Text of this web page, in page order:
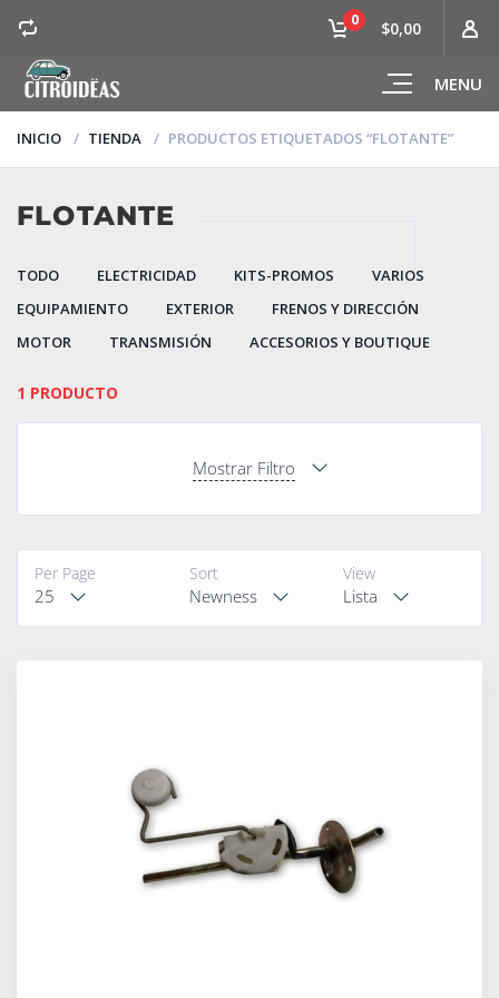
MENU
0 $0,00
INICIO TIENDA PRODUCTOS ETIQUETADOS “FLOTANTE”
FLOTANTE
TODO ELECTRICIDAD KITS-PROMOS
VARIOS
EQUIPAMIENTO
EXTERIOR
FRENOS Y DIRECCIÓN
MOTOR
TRANSMISIÓN ACCESORIOS Y BOUTIQUE
1 PRODUCTO
Mostrar Filtro
View
Lista
Sort
Newness
Per Page
25